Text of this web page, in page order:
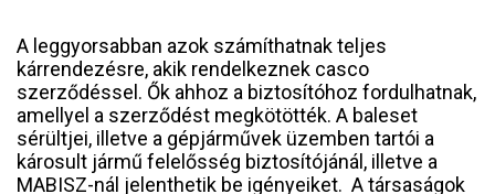
A leggyorsabban azok számíthatnak teljes
kárrendezésre, akik rendelkeznek casco
szerződéssel. Ők ahhoz a biztosítóhoz fordulhatnak,
amellyel a szerződést megkötötték. A baleset
sérültjei, illetve a gépjárművek üzemben tartói a
károsult jármű felelősség biztosítójánál, illetve a
MABISZ-nál jelenthetik be igényeiket. A társaságok